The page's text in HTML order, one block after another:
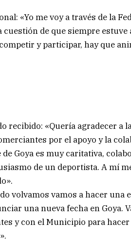
«Yo me voy a través de la
de que siempre estuve
y participar, hay que
recibido: «Quería agradecer a
por el apoyo y la
Goya es muy caritativa,
de un deportista. A mí
volvamos vamos a hacer una
una nueva fecha en Goya.
y con el Municipio para